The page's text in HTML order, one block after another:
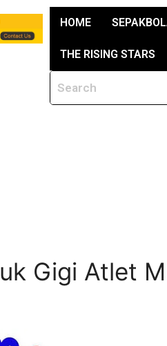
HOME
THE RISING STARS
Gigi Atlet